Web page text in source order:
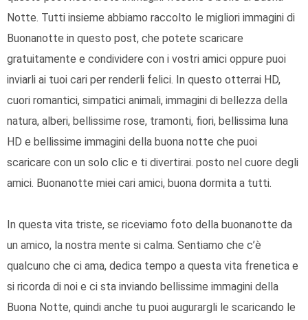
Notte. Tutti insieme abbiamo raccolto le migliori immagini di
Buonanotte in questo post, che potete scaricare
gratuitamente e condividere con i vostri amici oppure puoi
inviarli ai tuoi cari per renderli felici. In questo otterrai HD,
cuori romantici, simpatici animali, immagini di bellezza della
natura, alberi, bellissime rose, tramonti, fiori, bellissima luna
HD e bellissime immagini della buona notte che puoi
scaricare con un solo clic e ti divertirai. posto nel cuore degli
amici. Buonanotte miei cari amici, buona dormita a tutti.
In questa vita triste, se riceviamo foto della buonanotte da
un amico, la nostra mente si calma. Sentiamo che c’è
qualcuno che ci ama, dedica tempo a questa vita frenetica e
si ricorda di noi e ci sta inviando bellissime immagini della
Buona Notte, quindi anche tu puoi augurargli le scaricando le